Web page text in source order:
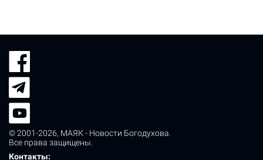
© 2001-2026, МАЯК - Новости Богодухова
Все права защищены.
Контакты: